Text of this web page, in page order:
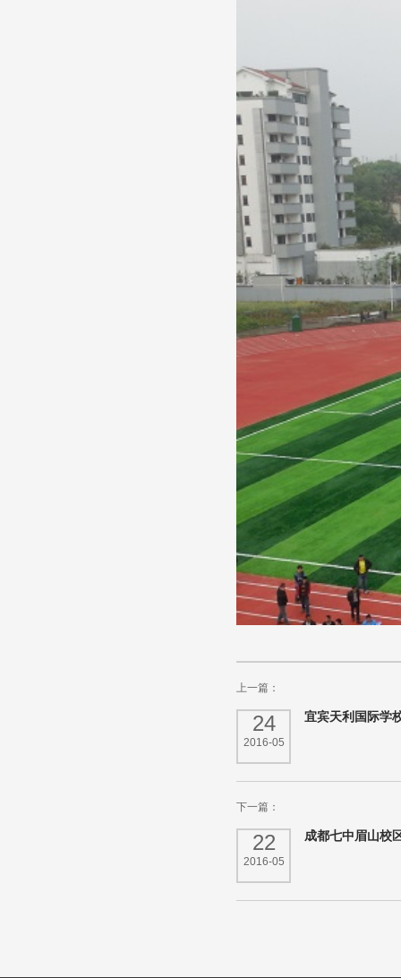
上一篇：
24
2016-05
宜宾天利国际学
下一篇：
22
2016-05
成都七中眉山校